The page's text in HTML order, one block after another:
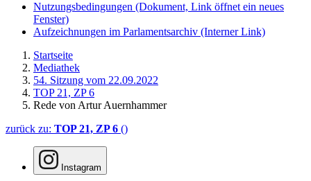
Nutzungsbedingungen (Dokument, Link öffnet ein neues
Fenster)
Aufzeichnungen im Parlamentsarchiv (Interner Link)
Startseite
Mediathek
54. Sitzung vom 22.09.2022
TOP 21, ZP 6
Rede von Artur Auernhammer
zurück zu: TOP 21, ZP 6 ()
Instagram